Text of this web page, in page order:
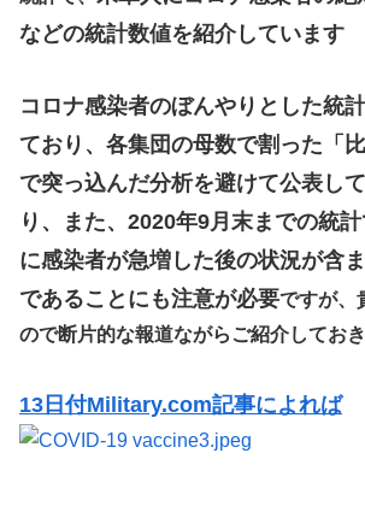
などの統計数値を紹介しています
コロナ感染者のぼんやりとした統
ており、各集団の母数で割った「
で突っ込んだ分析を避けて公表し
り、また、2020年9月末までの統
に感染者が急増した後の状況が含
であることにも注意が必要ですが、
ので断片的な報道ながらご紹介してお
13日付Military.com記事によれば